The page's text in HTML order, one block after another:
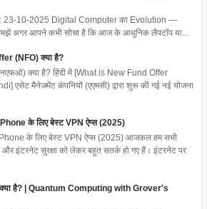
23-10-2025 Digital Computer का Evolution —
अगर आपने कभी सोचा है कि आज के आधुनिक लैपटॉप या...
(NFO) क्या है?
क्या है? हिंदी में [What is New Fund Offer
एसेट मैनेजमेंट कंपनियों (एएमसी) द्वारा शुरू की गई नई योजना
के लिए बेस्ट VPN ऐप्स (2025)
के लिए बेस्ट VPN ऐप्स (2025) आजकल हम सभी
और इंटरनेट सुरक्षा को लेकर बहुत सतर्क हो गए हैं। इंटरनेट पर
क्या है? | Quantum Computing with Grover's